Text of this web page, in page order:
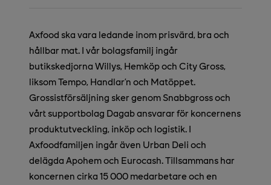
Axfood ska vara ledande inom prisvärd, bra och
hållbar mat. I vår bolagsfamilj ingår
butikskedjorna Willys, Hemköp och City Gross,
liksom Tempo, Handlar’n och Matöppet.
Grossistförsäljning sker genom Snabbgross och
vårt supportbolag Dagab ansvarar för koncernens
produktutveckling, inköp och logistik. I
Axfoodfamiljen ingår även Urban Deli och
delägda Apohem och Eurocash. Tillsammans har
koncernen cirka 15 000 medarbetare och en